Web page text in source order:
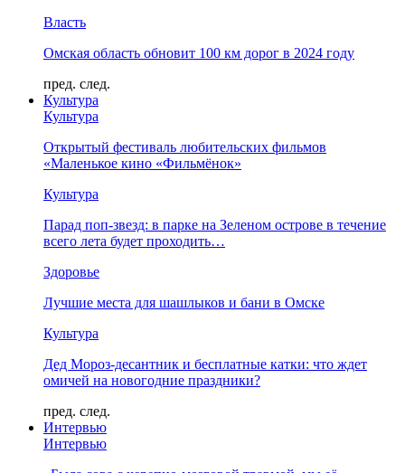
Власть
Омская область обновит 100 км дорог в 2024 году
пред. след.
Культура
Культура
Открытый фестиваль любительских фильмов
«Маленькое кино «Фильмёнок»
Культура
Парад поп-звезд: в парке на Зеленом острове в течение
всего лета будет проходить…
Здоровье
Лучшие места для шашлыков и бани в Омске
Культура
Дед Мороз-десантник и бесплатные катки: что ждет
омичей на новогодние праздники?
пред. след.
Интервью
Интервью